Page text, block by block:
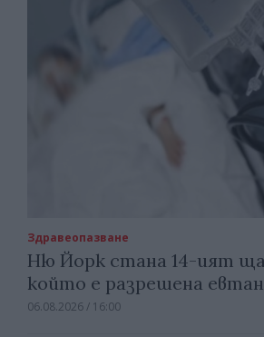
Здравеопазване
Ню Йорк стана 14-ият
който е разрешена
06.08.2026 / 16:00